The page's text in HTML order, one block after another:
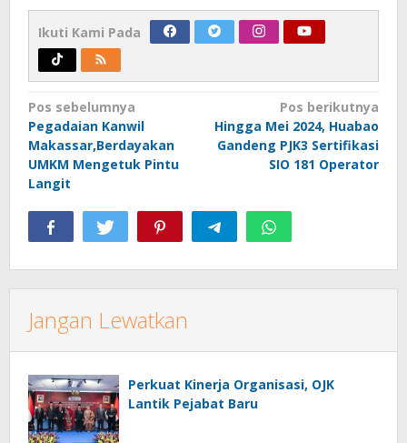
Ikuti Kami Pada
Navigasi
pos
Pos sebelumnya
Pegadaian Kanwil
Makassar,Berdayakan
UMKM Mengetuk Pintu
Langit
Pos berikutnya
Hingga Mei 2024, Huabao
Gandeng PJK3 Sertifikasi
SIO 181 Operator
Jangan Lewatkan
Perkuat Kinerja Organisasi, OJK
Lantik Pejabat Baru